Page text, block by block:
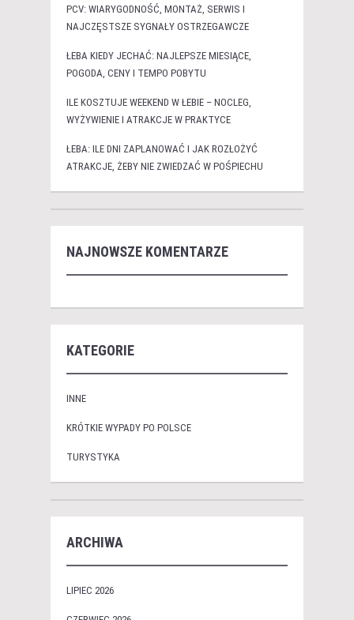
PCV: WIARYGODNOŚĆ, MONTAŻ, SERWIS I
NAJCZĘSTSZE SYGNAŁY OSTRZEGAWCZE
ŁEBA KIEDY JECHAĆ: NAJLEPSZE MIESIĄCE,
POGODA, CENY I TEMPO POBYTU
ILE KOSZTUJE WEEKEND W ŁEBIE – NOCLEG,
WYŻYWIENIE I ATRAKCJE W PRAKTYCE
ŁEBA: ILE DNI ZAPLANOWAĆ I JAK ROZŁOŻYĆ
ATRAKCJE, ŻEBY NIE ZWIEDZAĆ W POŚPIECHU
NAJNOWSZE KOMENTARZE
KATEGORIE
INNE
KRÓTKIE WYPADY PO POLSCE
TURYSTYKA
ARCHIWA
LIPIEC 2026